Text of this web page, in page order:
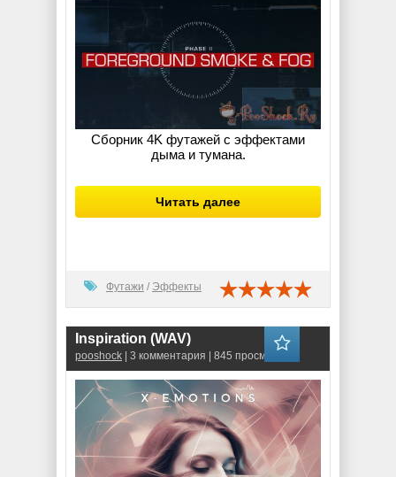
Сборник 4K футажей с эффектами
дыма и тумана.
Читать далее
Футажи / Эффекты
Inspiration (WAV)
pooshock | 3 комментария | 845 просмотров